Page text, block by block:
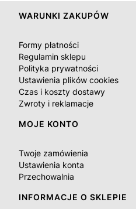
Linki w stopce
WARUNKI ZAKUPÓW
Formy płatności
Regulamin sklepu
Polityka prywatności
Ustawienia plików cookies
Czas i koszty dostawy
Zwroty i reklamacje
MOJE KONTO
Twoje zamówienia
Ustawienia konta
Przechowalnia
INFORMACJE O SKLEPIE